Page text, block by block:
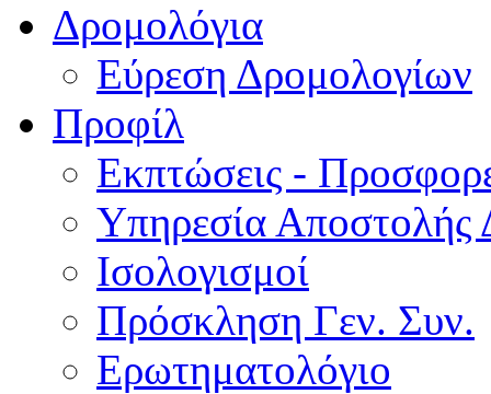
Δρομολόγια
Εύρεση Δρομολογίων
Προφίλ
Εκπτώσεις -
Υπηρεσία Αποστολής
Ισολογισμοί
Πρόσκληση Γεν. Συν.
Ερωτηματολόγιο